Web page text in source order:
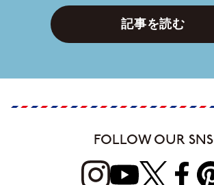
記事を読む
FOLLOW OUR SNS